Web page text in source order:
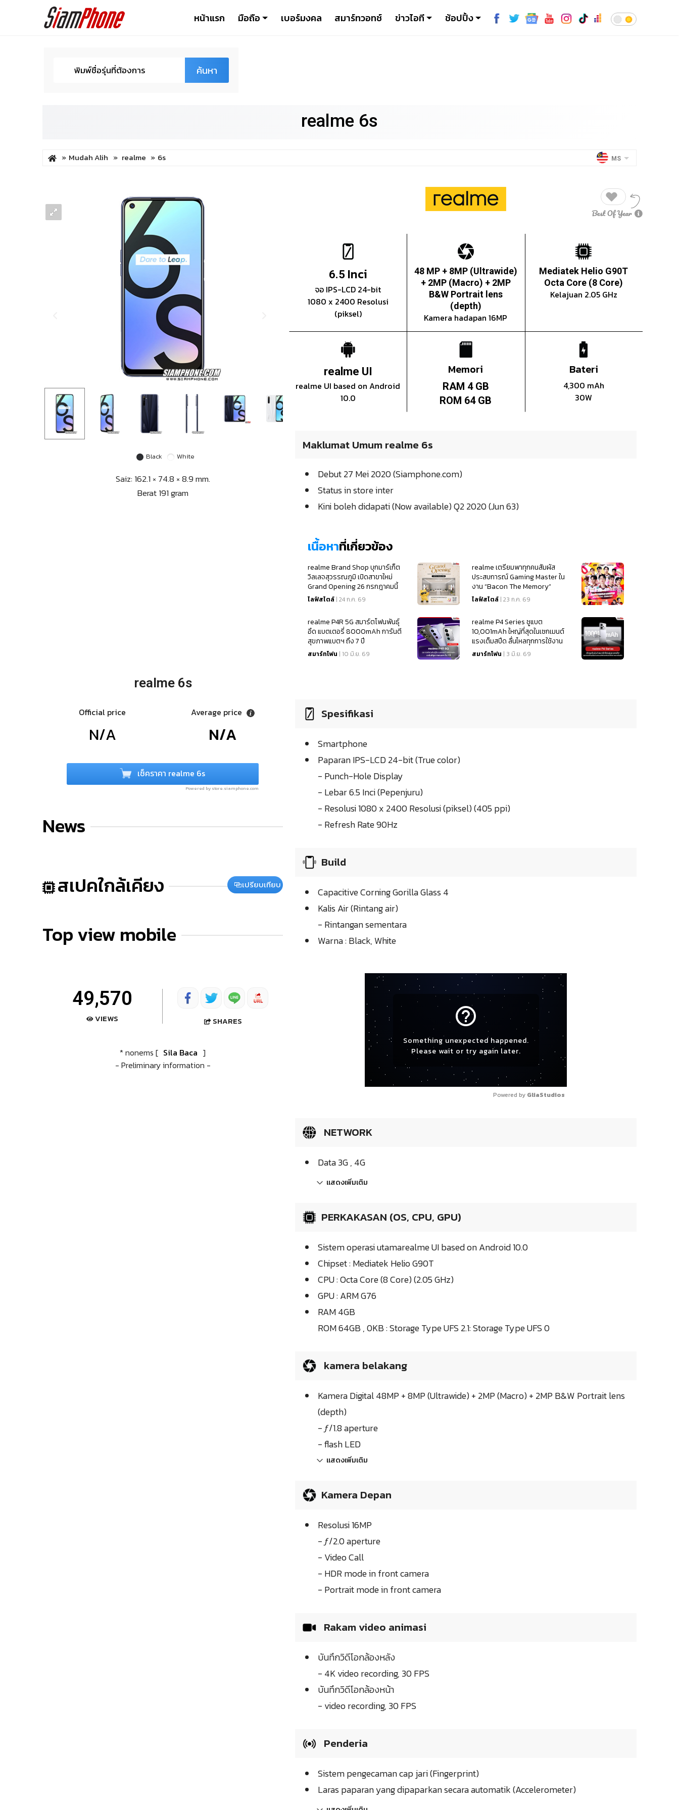
หน้าแรก มือถือ เบอร์มงคล สมาร์ทวอทช์ ข่าวไอที ช้อปปิ้ง
ค้นหา
realme 6s
Mudah Alih realme 6s MS
Black White
Saiz: 162.1 × 74.8 × 8.9 mm.
Berat 191 gram
realme 6s
Official price
N/A
Average price
N/A
เช็คราคา realme 6s
Powered by store.siamphone.com
News
สเปคใกล้เคียง เปรียบเทียบ
Top view mobile
49,570
VIEWS SHARES
* nonems [ Sila Baca ]
- Preliminary information -
6.5 Inci
จอ IPS-LCD 24-bit
1080 x 2400 Resolusi
(piksel)
48 MP + 8MP (Ultrawide)
+ 2MP (Macro) + 2MP
B&W Portrait lens
(depth)
Kamera hadapan 16MP
Mediatek Helio G90T
Octa Core (8 Core)
Kelajuan 2.05 GHz
realme UI
realme UI based on Android
10.0
Memori
RAM 4 GB
ROM 64 GB
Bateri
4,300 mAh
30W
Maklumat Umum realme 6s
Debut 27 Mei 2020 (Siamphone.com)
Status in store inter
Kini boleh didapati (Now available) Q2 2020 (Jun 63)
เนื้อหาที่เกี่ยวข้อง
realme Brand Shop บุกมาร์เก็ต
วิลเลจสุวรรณภูมิ เปิดสาขาใหม่
Grand Opening 26 กรกฎาคมนี้
ไลฟ์สไตล์ | 24 ก.ค. 69
realme เตรียมพาทุกคนสัมผัส
ประสบการณ์ Gaming Master ใน
งาน “Bacon The Memory”
ไลฟ์สไตล์ | 23 ก.ค. 69
realme P4R 5G สมาร์ตโฟนพันธุ์
อึด แบตเตอรี่ 8000mAh การันตี
สุขภาพแบตฯ ถึง 7 ปี
สมาร์ทโฟน | 10 มิ.ย. 69
realme P4 Series ชูแบต
10,001mAh ใหญ่ที่สุดในเซกเมนต์
แรงเต็มสปีด ลื่นไหลทุกการใช้งาน
เริ่มต้น 4,499
สมาร์ทโฟน | 3 มิ.ย. 69
Spesifikasi
Smartphone
Paparan IPS-LCD 24-bit (True color)
- Punch-Hole Display
- Lebar 6.5 Inci (Pepenjuru)
- Resolusi 1080 x 2400 Resolusi (piksel) (405 ppi)
- Refresh Rate 90Hz
Build
Capacitive Corning Gorilla Glass 4
Kalis Air (Rintang air)
- Rintangan sementara
Warna : Black, White
help_outline
Something unexpected happened.
Please wait or try again later.
Powered by GliaStudios
NETWORK
Data 3G , 4G
แสดงเพิ่มเติม
PERKAKASAN (OS, CPU, GPU)
Sistem operasi utamarealme UI based on Android 10.0
Chipset : Mediatek Helio G90T
CPU : Octa Core (8 Core) (2.05 GHz)
GPU : ARM G76
RAM 4GB
ROM 64GB , 0KB : Storage Type UFS 2.1: Storage Type UFS 0
kamera belakang
Kamera Digital 48MP + 8MP (Ultrawide) + 2MP (Macro) + 2MP B&W Portrait lens
(depth)
- ƒ/1.8 aperture
- flash LED
แสดงเพิ่มเติม
Kamera Depan
Resolusi 16MP
- ƒ/2.0 aperture
- Video Call
- HDR mode in front camera
- Portrait mode in front camera
Rakam video animasi
บันทึกวิดีโอกล้องหลัง
- 4K video recording, 30 FPS
บันทึกวิดีโอกล้องหน้า
- video recording, 30 FPS
Penderia
Sistem pengecaman cap jari (Fingerprint)
Laras paparan yang dipaparkan secara automatik (Accelerometer)